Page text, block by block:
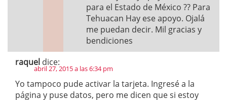
para el Estado de México ?? Para
Tehuacan Hay ese apoyo. Ojalá
me puedan decir. Mil gracias y
bendiciones
raquel dice:
abril 27, 2015 a las 6:34 pm
Yo tampoco pude activar la tarjeta. Ingresé a la
página y puse datos, pero me dicen que si estoy